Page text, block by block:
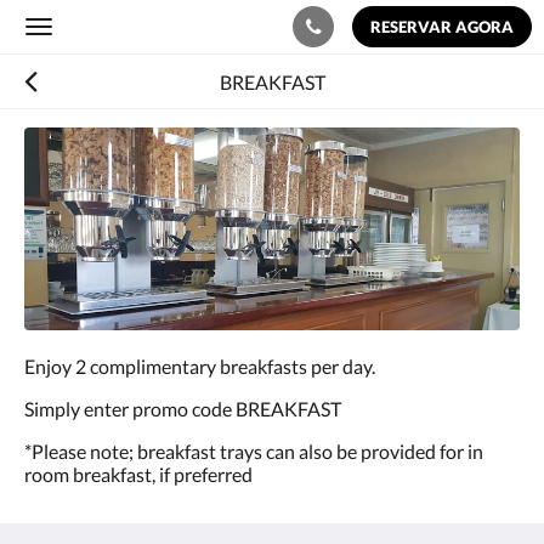
Toggle
RESERVAR AGORA
BREAKFAST
Abaixo,
uma
galeria
de
imagens.
Para
ver
as
mova-
à
ou
à
Enjoy 2 complimentary breakfasts per day.
Simply enter promo code BREAKFAST
*Please note; breakfast trays can also be provided for in
room breakfast, if preferred